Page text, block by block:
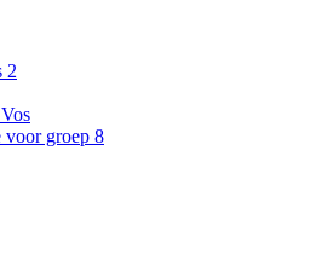
2
voor groep 8